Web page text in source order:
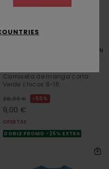
ORGANIC COTTON
Camiseta de manga corta
Verde chicos 8-16
20,00 € 55%
9,00 €
OFERTAS
DOBLE PROMO -25% EXTRA